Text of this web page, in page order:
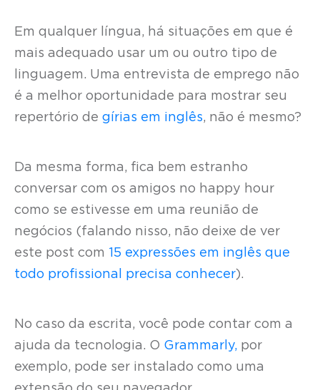
Em qualquer língua, há situações em que é
mais adequado usar um ou outro tipo de
linguagem. Uma entrevista de emprego não
é a melhor oportunidade para mostrar seu
repertório de gírias em inglês, não é mesmo?
Da mesma forma, fica bem estranho
conversar com os amigos no happy hour
como se estivesse em uma reunião de
negócios (falando nisso, não deixe de ver
este post com 15 expressões em inglês que
todo profissional precisa conhecer).
No caso da escrita, você pode contar com a
ajuda da tecnologia. O Grammarly, por
exemplo, pode ser instalado como uma